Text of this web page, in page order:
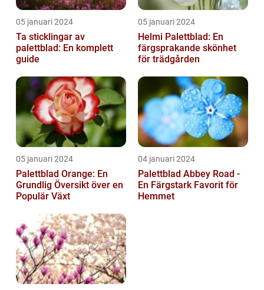
05 januari 2024
Ta sticklingar av
palettblad: En komplett
guide
05 januari 2024
Helmi Palettblad: En
färgsprakande skönhet
för trädgården
05 januari 2024
Palettblad Orange: En
Grundlig Översikt över en
Populär Växt
04 januari 2024
Palettblad Abbey Road -
En Färgstark Favorit för
Hemmet